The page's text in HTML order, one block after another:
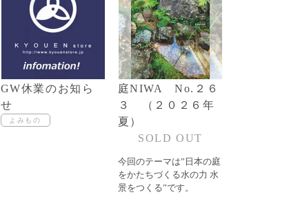
GW休業のお知ら
せ
庭NIWA No.２６
３ （２０２６年
夏）
SOLD OUT
今回のテーマは”日本の庭
をかたちづくる水の力 水
景をつくる”です。